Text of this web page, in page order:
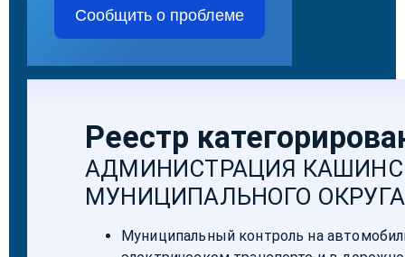
Сообщить о проблеме